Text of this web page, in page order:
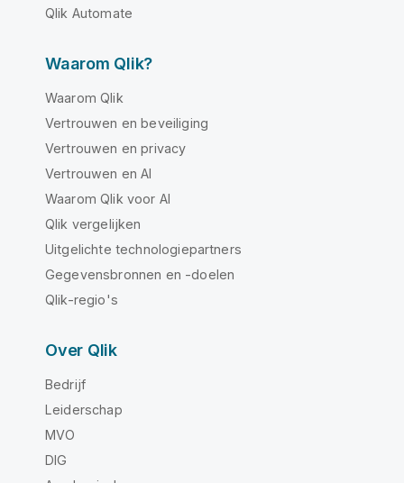
Qlik Automate
Waarom Qlik?
Waarom Qlik
Vertrouwen en beveiliging
Vertrouwen en privacy
Vertrouwen en AI
Waarom Qlik voor AI
Qlik vergelijken
Uitgelichte technologiepartners
Gegevensbronnen en -doelen
Qlik-regio's
Over Qlik
Bedrijf
Leiderschap
MVO
DIG